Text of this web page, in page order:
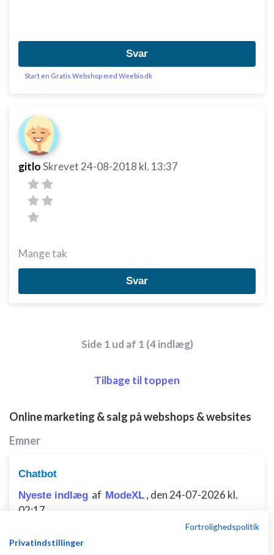
Svar
Start en Gratis Webshop med Weebio.dk
gitloSkrevet 24-08-2018 kl. 13:37
Mange tak
Svar
Side 1 ud af 1 (4 indlæg)
Tilbage til toppen
Online marketing & salg på webshops & websites
Emner
Chatbot
Nyeste indlæg af ModeXL , den 24-07-2026 kl.
02:17
Fortrolighedspolitik
Privatindstillinger